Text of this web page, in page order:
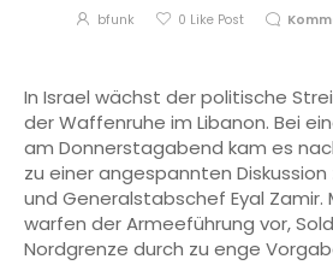
bfunk 0 Like Post
In Israel wächst der politische
der Waffenruhe im Libanon. Bei
am Donnerstagabend kam es
zu einer angespannten
und Generalstabschef Eyal Zamir.
warfen der Armeeführung vor,
Nordgrenze durch zu enge